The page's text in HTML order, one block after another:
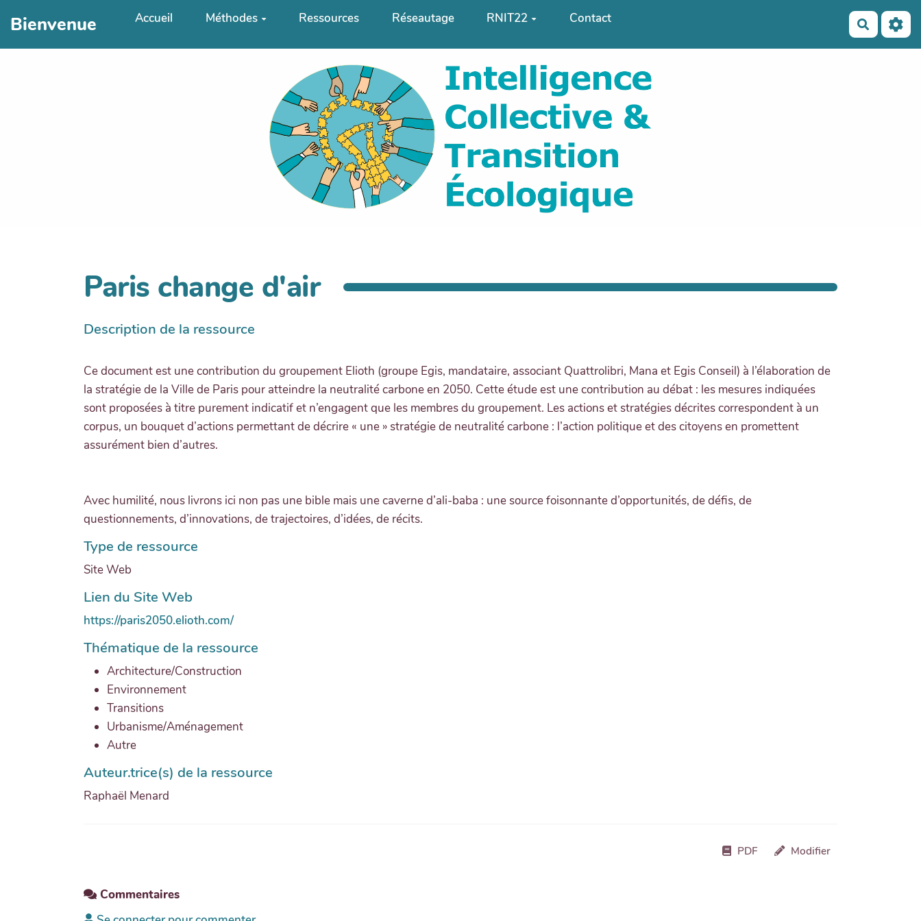
Aller au contenu principal
Bienvenue Accueil Méthodes Ressources Réseautage RNIT22 Contact
Paris change d'air
Description de la ressource
Ce document est une contribution du groupement Elioth (groupe Egis, mandataire, associant Quattrolibri, Mana et Egis Conseil) à l’élaboration de
la stratégie de la Ville de Paris pour atteindre la neutralité carbone en 2050. Cette étude est une contribution au débat : les mesures indiquées
sont proposées à titre purement indicatif et n’engagent que les membres du groupement. Les actions et stratégies décrites correspondent à un
corpus, un bouquet d’actions permettant de décrire « une » stratégie de neutralité carbone : l’action politique et des citoyens en promettent
assurément bien d’autres.
Avec humilité, nous livrons ici non pas une bible mais une caverne d’ali-baba : une source foisonnante d’opportunités, de défis, de
questionnements, d’innovations, de trajectoires, d’idées, de récits.
Type de ressource
Site Web
Lien du Site Web
https://paris2050.elioth.com/
Thématique de la ressource
Architecture/Construction
Environnement
Transitions
Urbanisme/Aménagement
Autre
Auteur.trice(s) de la ressource
Raphaël Menard
PDF Modifier
Commentaires